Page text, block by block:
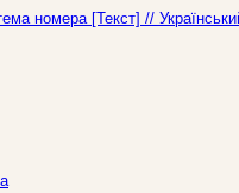
тема номера [Текст] //